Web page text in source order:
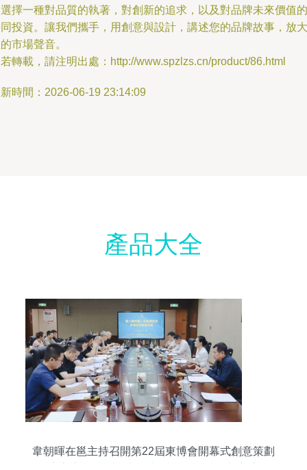
擇一種對品質的執著，對創新的追求，以及對品牌未來價值的
投資。讓我們攜手，用創意與設計，講述您的品牌故事，放大
市場聲音。
轉載，請注明出處：http://www.spzlzs.cn/product/86.html
時間：2026-06-19 23:14:09
產品大全
韋朝暉在邕主持召開第22屆東博會開幕式創意策劃